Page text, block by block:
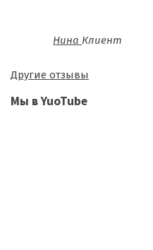
Нина Клиент
Другие отзывы
Мы в YuoTube